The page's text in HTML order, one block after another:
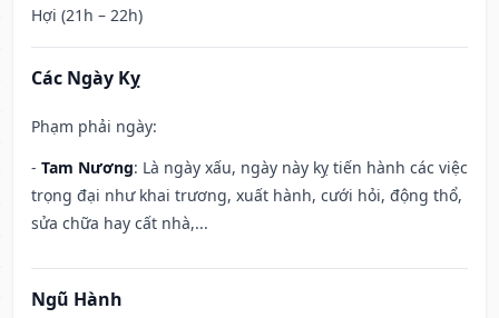
Hợi (21h – 22h)
Các Ngày Kỵ
Phạm phải ngày:
- Tam Nương: Là ngày xấu, ngày này kỵ tiến hành các việc
trọng đại như khai trương, xuất hành, cưới hỏi, động thổ,
sửa chữa hay cất nhà,...
Ngũ Hành